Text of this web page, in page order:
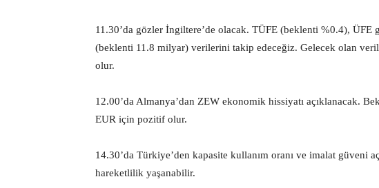
11.30’da gözler İngiltere’de olacak. TÜFE (beklenti %0.4), ÜFE
(beklenti 11.8 milyar) verilerini takip edeceğiz. Gelecek olan
olur.
12.00’da Almanya’dan ZEW ekonomik hissiyatı açıklanacak.
EUR için pozitif olur.
14.30’da Türkiye’den kapasite kullanım oranı ve imalat güveni
hareketlilik yaşanabilir.